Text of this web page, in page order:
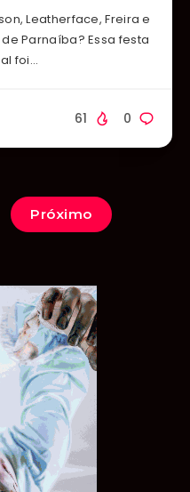
Leatherface, Freira e
Parnaíba? Essa festa
foi…
0
61
Próximo